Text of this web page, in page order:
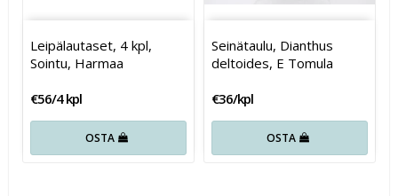
Leipälautaset, 4 kpl,
Sointu, Harmaa
€56/4 kpl
OSTA
Seinätaulu, Dianthus
deltoides, E Tomula
€36/kpl
OSTA